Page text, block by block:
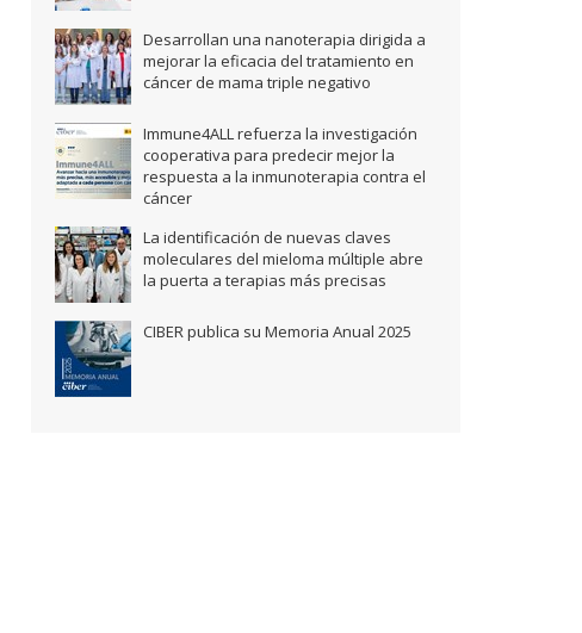
Desarrollan una nanoterapia dirigida a
mejorar la eficacia del tratamiento en
cáncer de mama triple negativo
Immune4ALL refuerza la investigación
cooperativa para predecir mejor la
respuesta a la inmunoterapia contra el
cáncer
La identificación de nuevas claves
moleculares del mieloma múltiple abre
la puerta a terapias más precisas
CIBER publica su Memoria Anual 2025